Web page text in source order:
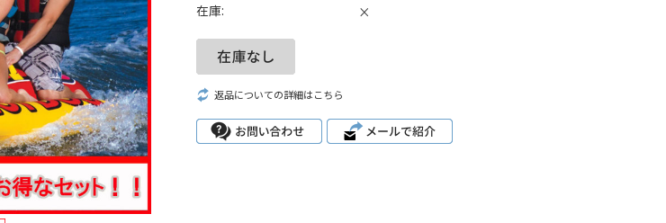
在庫:
×
返品についての詳細はこちら